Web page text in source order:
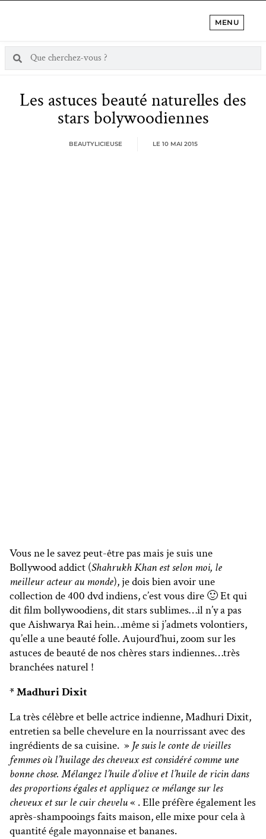
MENU
Les astuces beauté naturelles des
stars bolywoodiennes
BEAUTYLICIEUSE LE 10 MAI 2015
Vous ne le savez peut-être pas mais je suis une
Bollywood addict (Shahrukh Khan est selon moi, le
meilleur acteur au monde), je dois bien avoir une
collection de 400 dvd indiens, c’est vous dire 🙂 Et qui
dit film bollywoodiens, dit stars sublimes…il n’y a pas
que Aishwarya Rai hein…même si j’admets volontiers,
qu’elle a une beauté folle. Aujourd’hui, zoom sur les
astuces de beauté de nos chères stars indiennes…très
branchées naturel !
* Madhuri Dixit
La très célèbre et belle actrice indienne, Madhuri Dixit,
entretien sa belle chevelure en la nourrissant avec des
ingrédients de sa cuisine. » Je suis le conte de vieilles
femmes où l’huilage des cheveux est considéré comme une
bonne chose. Mélangez l’huile d’olive et l’huile de ricin dans
des proportions égales et appliquez ce mélange sur les
cheveux et sur le cuir chevelu« . Elle préfère également les
après-shampooings faits maison, elle mixe pour cela à
quantité égale mayonnaise et bananes.